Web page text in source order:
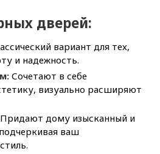
дверей:
вариант для тех,
и надежность.
Сочетают в себе
визуально расширяют
дому изысканный и
ваш